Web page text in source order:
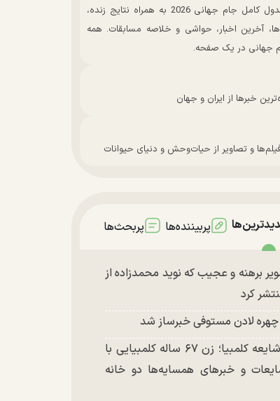
مشاهده جدول کامل جام جهانی 2026 به همراه نتایج زنده،
آخرین اخبار، حواشی و خلاصه مسابقات. همه
جهانی در یک صفحه.
خبرها از ایران و جهان
و تصاویر از حیات‌وحش و دنیای حیوانات
پربیننده‌ها پربحث‌ها
برهنه و عجیب که نوید محمدزاده از
کرد
چهره لادن مستوفی خبرساز شد
ملکه شایعه کلمبیا؛ زن ۶۷ ساله کلمبیایی با
و خبر‌های همسایه‌ها دو خانه